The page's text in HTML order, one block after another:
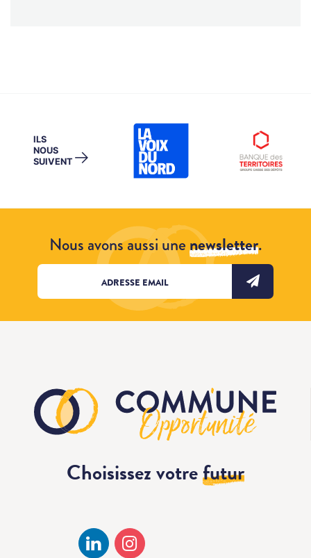
ILS
NOUS
SUIVENT →
Nous avons aussi unenewsletter.
Choisissez votrefutur